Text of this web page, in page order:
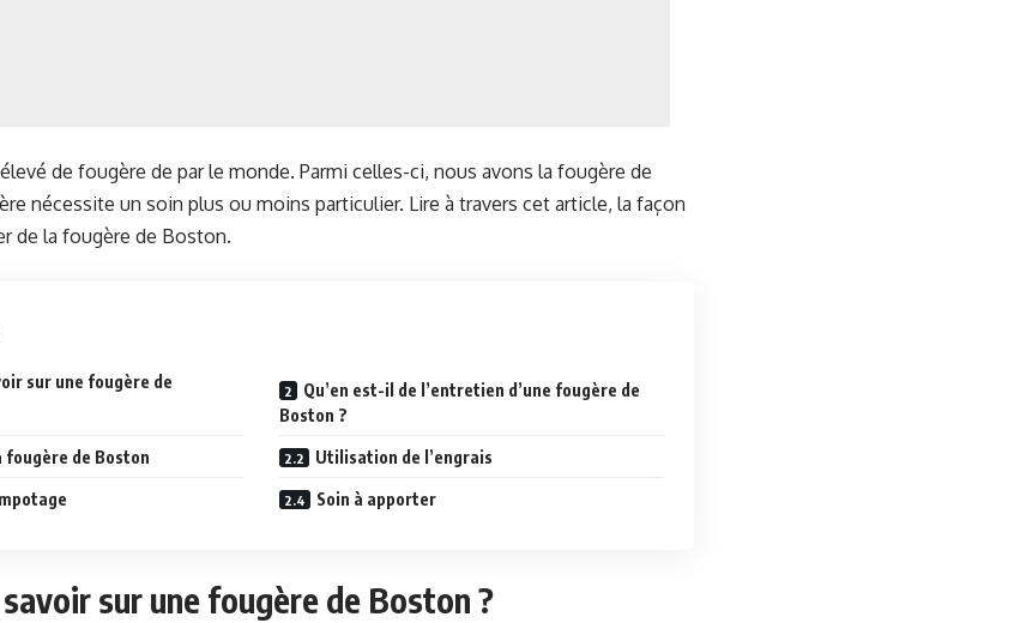
de fougère de par le monde. Parmi celles-ci, nous avons la fougère de
nécessite un soin plus ou moins particulier. Lire à travers cet article, la façon
de la fougère de Boston.
sur une fougère de
Qu’en est-il de l’entretien d’une fougère de
Boston ?
fougère de Boston Utilisation de l’engrais
Soin à apporter
sur une fougère de Boston ?